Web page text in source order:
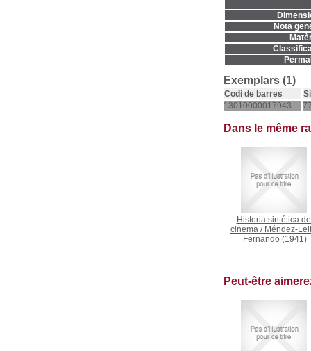
Nota
Exemplars (1)
Codi de barres
13010000017943
Dans le même
Historia sintética
cinema / Méndez-
Fernando(1941)
Peut-être